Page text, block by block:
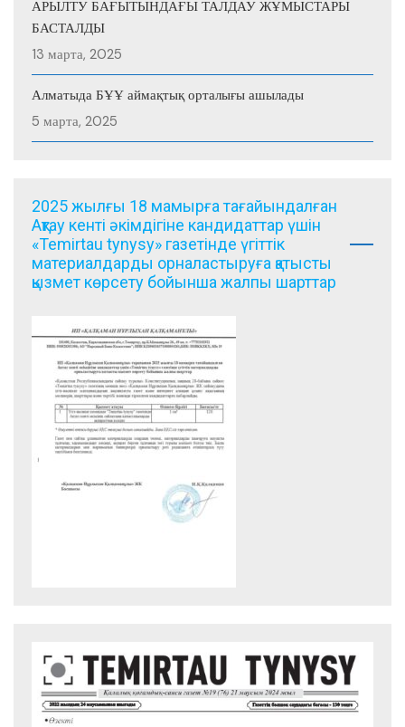
АРЫЛТУ БАҒЫТЫНДАҒЫ ТАЛДАУ ЖҰМЫСТАРЫ
БАСТАЛДЫ
13 марта, 2025
Алматыда БҰҰ аймақтық орталығы ашылады
5 марта, 2025
2025 жылғы 18 мамырға тағайындалған
Ақтау кенті әкімдігіне кандидаттар үшін
«Temirtau tynysy» газетінде үгіттік
материалдарды орналастыруға қатысты
қызмет көрсету бойынша жалпы шарттар